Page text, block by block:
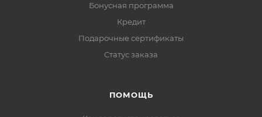
Бонусная программа
Кредит
Подарочные сертификаты
Статус заказа
ПОМОЩЬ